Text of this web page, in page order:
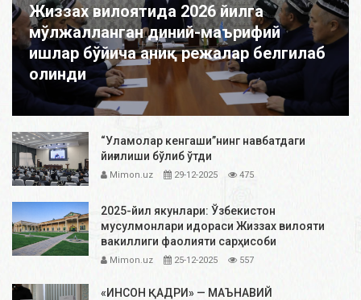
Жиззах вилоятида 2026 йилга
мўлжалланган диний-маърифий
ишлар бўйича аниқ режалар белгилаб
олинди
“Уламолар кенгаши”нинг навбатдаги
йиғилиши бўлиб ўтди
Mimon.uz 29-12-2025 475
2025-йил якунлари: Ўзбекистон
мусулмонлари идораси Жиззах вилояти
вакиллиги фаолияти сарҳисоби
Mimon.uz 25-12-2025 557
«ИНСОН ҚАДРИ» — МАЪНАВИЙ